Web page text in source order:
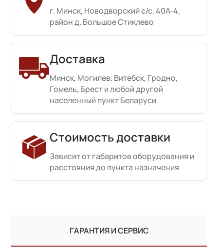
г. Минск, Новодворский с/с, 40А-4,
район д. Большое Стиклево
Доставка
Минск, Могилев, Витебск, Гродно,
Гомель, Брест и любой другой
населенный пункт Беларуси
Стоимость доставки
Зависит от габаритов оборудования и
расстояния до пункта назначения
ГАРАНТИЯ И СЕРВИС